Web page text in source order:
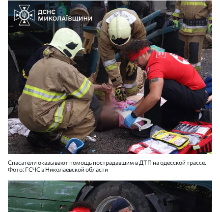
Спасатели оказывают помощь пострадавшим в ДТП на одесской трассе.
Фото: ГСЧС в Николаевской области